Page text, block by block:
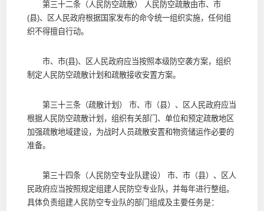
第三十二条（人民防空疏散） 人民防空疏散由市、市
(县)、区人民政府根据国家发布的命令统一组织实施，任何组
织不得擅自行动。
市、市(县)、区人民政府应当按照本级防空袭方案，组织
制定人民防空疏散计划和疏散接收安置方案。
第三十三条（疏散计划） 市、市（县）、区人民政府应当
根据人民防空疏散计划，组织有关部门、单位和预定疏散地区
加强疏散地域建设，为战时人员疏散安置和物资储运作必要的
准备。
第三十四条（人民防空专业队建设） 市、市（县）、区人
民政府应当按照规定组建人民防空专业队，并每年进行整组。
具体负责组建人民防空专业队的部门组成及主要任务是：